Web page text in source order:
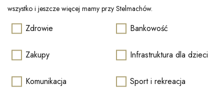
wszystko i jeszcze więcej mamy przy Stelmachów.
Zdrowie Bankowość
Zakupy Infrastruktura dla dzieci
Komunikacja Sport i rekreacja